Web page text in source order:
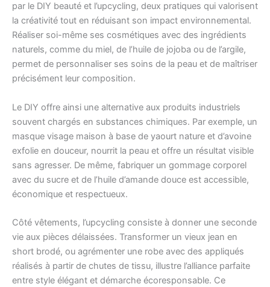
par le DIY beauté et l’upcycling, deux pratiques qui valorisent
la créativité tout en réduisant son impact environnemental.
Réaliser soi-même ses cosmétiques avec des ingrédients
naturels, comme du miel, de l’huile de jojoba ou de l’argile,
permet de personnaliser ses soins de la peau et de maîtriser
précisément leur composition.
Le DIY offre ainsi une alternative aux produits industriels
souvent chargés en substances chimiques. Par exemple, un
masque visage maison à base de yaourt nature et d’avoine
exfolie en douceur, nourrit la peau et offre un résultat visible
sans agresser. De même, fabriquer un gommage corporel
avec du sucre et de l’huile d’amande douce est accessible,
économique et respectueux.
Côté vêtements, l’upcycling consiste à donner une seconde
vie aux pièces délaissées. Transformer un vieux jean en
short brodé, ou agrémenter une robe avec des appliqués
réalisés à partir de chutes de tissu, illustre l’alliance parfaite
entre style élégant et démarche écoresponsable. Ce